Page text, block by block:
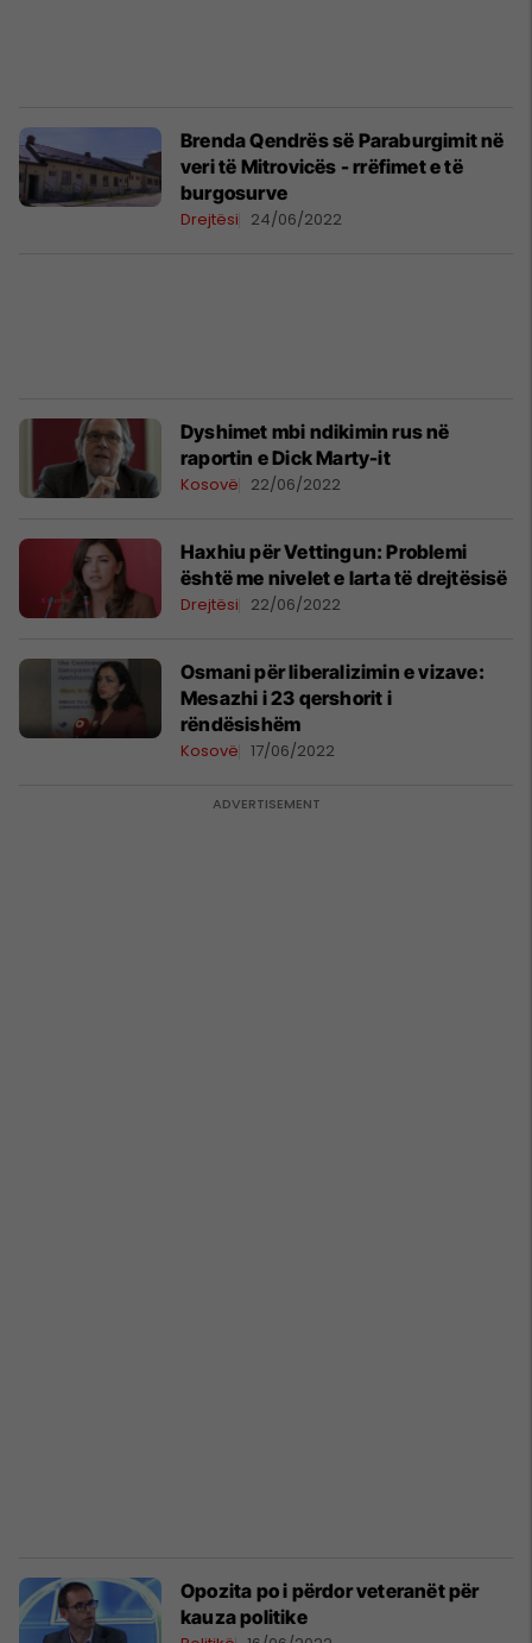
Brenda Qendrës së Paraburgimit në
veri të Mitrovicës - rrëfimet e të
burgosurve
Drejtësi 24/06/2022
Dyshimet mbi ndikimin rus në
raportin e Dick Marty-it
Kosovë 22/06/2022
Haxhiu për Vettingun: Problemi
është me nivelet e larta të drejtësisë
Drejtësi 22/06/2022
Osmani për liberalizimin e vizave:
Mesazhi i 23 qershorit i
rëndësishëm
Kosovë 17/06/2022
Opozita po i përdor veteranët për
kauza politike